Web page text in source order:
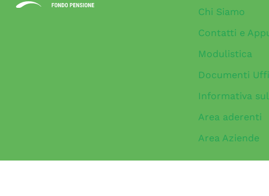
Chi Siamo
Contatti e
Modulistica
Documenti
Informativa
Area aderenti
Area Aziende